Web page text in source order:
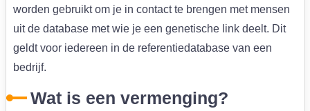
worden gebruikt om je in contact te brengen met mensen
uit de database met wie je een genetische link deelt. Dit
geldt voor iedereen in de referentiedatabase van een
bedrijf.
Wat is een vermenging?